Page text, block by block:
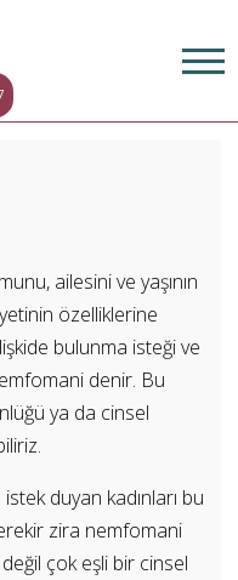
ailesini ve yaşının
özelliklerine
bulunma isteği ve
denir. Bu
ya da cinsel
duyan kadınları bu
zira nemfomani
çok eşli bir cinsel